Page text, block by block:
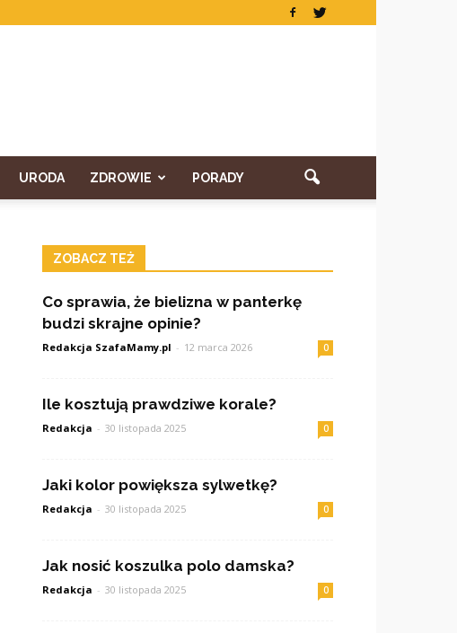
URODA ZDROWIE PORADY
ZOBACZ TEŻ
Co sprawia, że bielizna w panterkę
budzi skrajne opinie?
Redakcja SzafaMamy.pl - 12 marca 2026 0
Ile kosztują prawdziwe korale?
Redakcja - 30 listopada 2025 0
Jaki kolor powiększa sylwetkę?
Redakcja - 30 listopada 2025 0
Jak nosić koszulka polo damska?
Redakcja - 30 listopada 2025 0